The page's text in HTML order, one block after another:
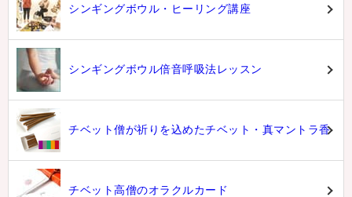
シンギングボウル・ヒーリング講座
シンギングボウル倍音呼吸法レッスン
チベット僧が祈りを込めたチベット・真マントラ香
チベット高僧のオラクルカード